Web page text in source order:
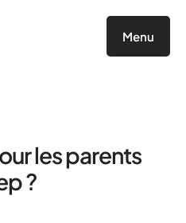
Menu
les parents
?